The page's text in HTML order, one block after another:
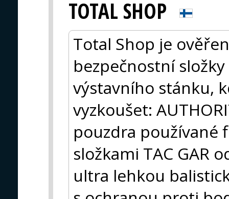
TOTAL SHOP
Total Shop je
bezpečnostní
výstavního stánku,
vyzkoušet:
pouzdra používané
složkami TAC GAR
ultra lehkou